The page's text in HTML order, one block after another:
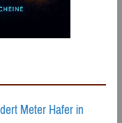
Meter Hafer in